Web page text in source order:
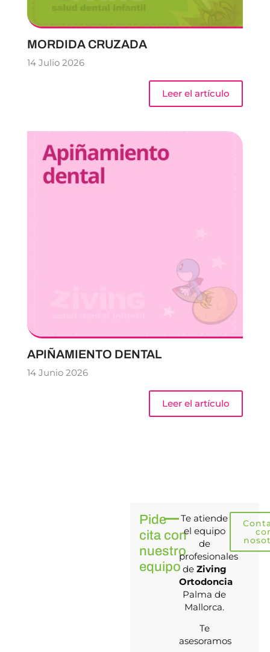
MORDIDA CRUZADA
14 Julio 2026
Leer el artículo
APIÑAMIENTO DENTAL
14 Junio 2026
Leer el artículo
Pide
cita con
nuestro
equipo
Te atiende
el equipo
de
profesionales
de Ziving
Ortodoncia
Palma de
Mallorca.
Te
asesoramos